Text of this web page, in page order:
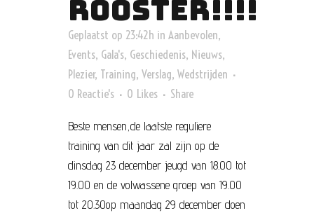
ROOSTER!!!!
Geplaatst op 23:42h in Aanbevolen,
Events, Gala's, Geschiedenis, Nieuws,
Plezier, Training, Verslag, Wedstrijden
0 Reactie's
0 Likes Share
Beste mensen,de laatste reguliere
training van dit jaar zal zijn op de
dinsdag 23 december jeugd van 18.00 tot
19.00 en de volwassene groep van 19.00
tot 20.30op maandag 29 december doen